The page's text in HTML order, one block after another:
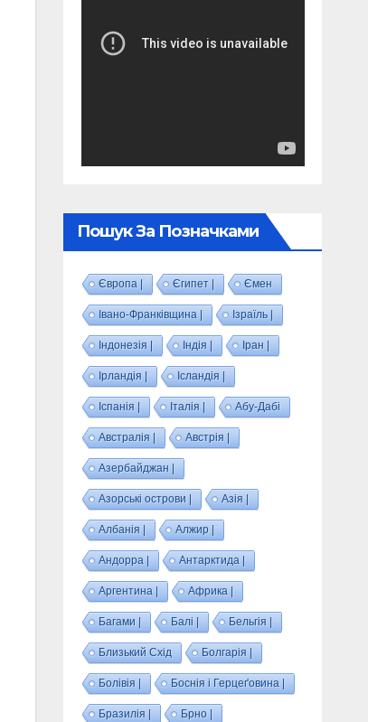
Пошук За Позначками
Європа | Єгипет | Ємен
Івано-Франківщина | Ізраїль |
Індонезія | Індія | Іран |
Ірландія | Ісландія |
Іспанія | Італія | Абу-Дабі
Австралія | Австрія |
Азербайджан |
Азорські острови | Азія |
Албанія | Алжир |
Андорра | Антарктида |
Аргентина | Африка |
Багами | Балі | Бельгія |
Близький Схід Болгарія |
Болівія | Боснія і Герцеґовина |
Бразилія | Брно |